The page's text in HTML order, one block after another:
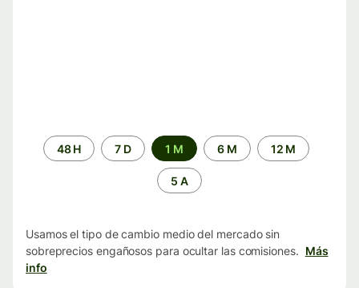
Periodo48 H 7 D 1 M 6 M 12 M
5 A
Usamos el tipo de cambio medio del mercado sin
sobreprecios engañosos para ocultar las comisiones. Más
info